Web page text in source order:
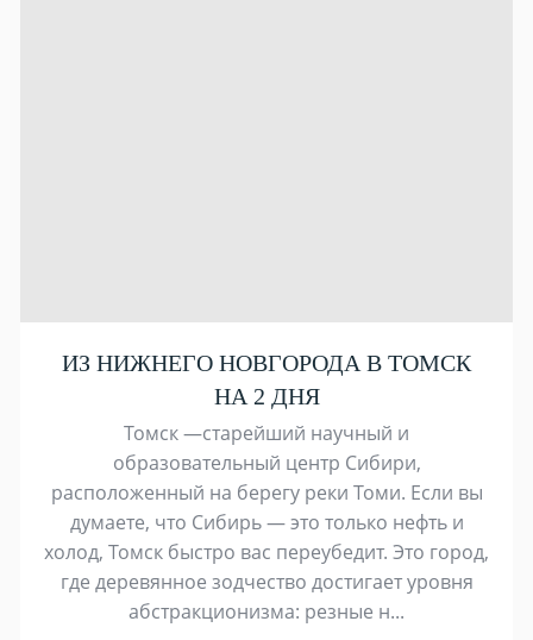
ИЗ НИЖНЕГО НОВГОРОДА В ТОМСК
НА 2 ДНЯ
Томск —старейший научный и
образовательный центр Сибири,
расположенный на берегу реки Томи. Если вы
думаете, что Сибирь — это только нефть и
холод, Томск быстро вас переубедит. Это город,
где деревянное зодчество достигает уровня
абстракционизма: резные н...